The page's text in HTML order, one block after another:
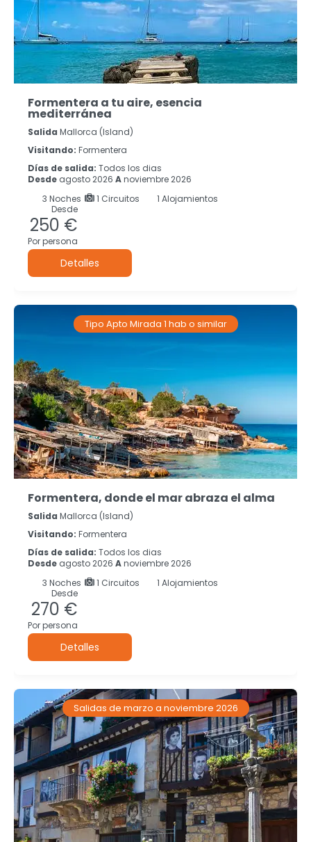
Formentera a tu aire, esencia
mediterránea
Salida Mallorca (island)
Visitando: Formentera
Días de salida: Todos los dias
Desde agosto 2026 Anoviembre 2026
3 Noches 1 Circuitos
1 Alojamientos
Desde
250 €
Por persona
Detalles
Tipo Apto Mirada 1 hab o similar
Formentera, donde el mar abraza el alma
Salida Mallorca (island)
Visitando: Formentera
Días de salida: Todos los dias
Desde agosto 2026 Anoviembre 2026
3 Noches 1 Circuitos
1 Alojamientos
Desde
270 €
Por persona
Detalles
Salidas de marzo a noviembre 2026